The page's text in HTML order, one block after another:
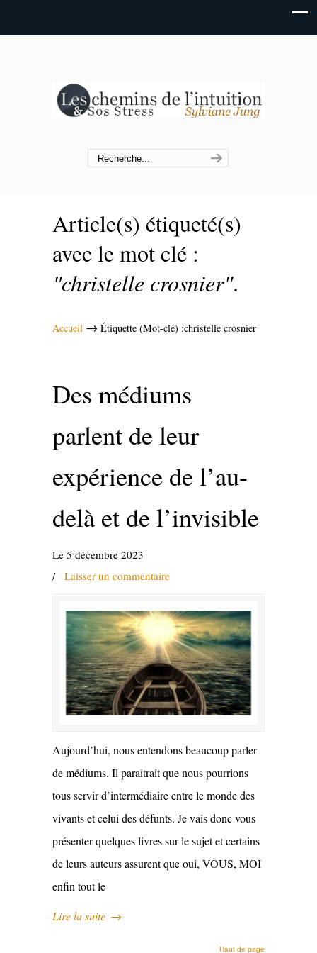
Article(s) étiqueté(s)
avec le mot clé :
"christelle crosnier".
Accueil → Étiquette (Mot-clé) :christelle crosnier
Des médiums
parlent de leur
expérience de l’au-
delà et de l’invisible
Le 5 décembre 2023
/ Laisser un commentaire
Aujourd’hui, nous entendons beaucoup parler
de médiums. Il paraitrait que nous pourrions
tous servir d’intermédiaire entre le monde des
vivants et celui des défunts. Je vais donc vous
présenter quelques livres sur le sujet et certains
de leurs auteurs assurent que oui, VOUS, MOI
enfin tout le
Lire la suite →
Haut de page